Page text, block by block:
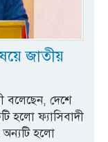
জাতীয়
বলেছেন, দেশে
হলো ফ্যাসিবাদী
হলো